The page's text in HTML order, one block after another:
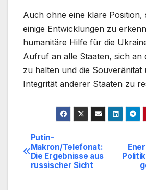
Auch ohne eine klare Position,
einige Entwicklungen zu
humanitäre Hilfe für die
Aufruf an alle Staaten, sich an
zu halten und die Souveränität
Integrität anderer Staaten zu
Putin-
Makron/Telefonat:
Die Ergebnisse aus
russischer Sicht